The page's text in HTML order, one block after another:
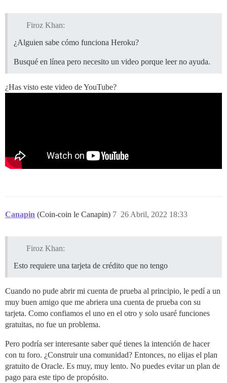
Firoz Khan:
¿Alguien sabe cómo funciona Heroku?
Busqué en línea pero necesito un video porque leer no ayuda.
¿Has visto este video de YouTube?
Canapin (Coin-coin le Canapin) 26 Abril, 2022 18:33
7
Firoz Khan:
Esto requiere una tarjeta de crédito que no tengo
Cuando no pude abrir mi cuenta de prueba al principio, le pedí a un
muy buen amigo que me abriera una cuenta de prueba con su
tarjeta. Como confiamos el uno en el otro y solo usaré funciones
gratuitas, no fue un problema.
Pero podría ser interesante saber qué tienes la intención de hacer
con tu foro. ¿Construir una comunidad? Entonces, no elijas el plan
gratuito de Oracle. Es muy, muy lento. No puedes evitar un plan de
pago para este tipo de propósito.